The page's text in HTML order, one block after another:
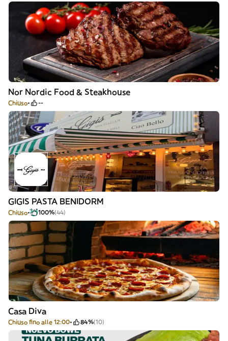
Nor Nordic Food & Steakhouse
Chiuso --
GIGIS PASTA BENIDORM
Chiuso 100%(44)
Casa Diva
Chiuso fino alle 12:00 84%(10)